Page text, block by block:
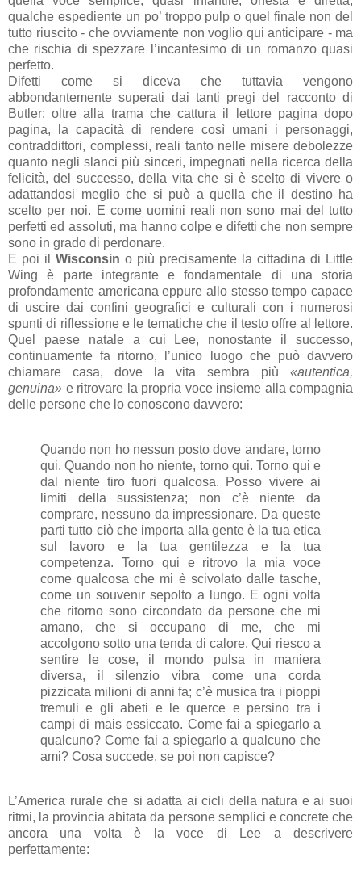
qualche espediente un po’ troppo pulp o quel finale non del
tutto riuscito - che ovviamente non voglio qui anticipare - ma
che rischia di spezzare l’incantesimo di un romanzo quasi
perfetto.
Difetti come si diceva che tuttavia vengono
abbondantemente superati dai tanti pregi del racconto di
Butler: oltre alla trama che cattura il lettore pagina dopo
pagina, la capacità di rendere così umani i personaggi,
contraddittori, complessi, reali tanto nelle misere debolezze
quanto negli slanci più sinceri, impegnati nella ricerca della
felicità, del successo, della vita che si è scelto di vivere o
adattandosi meglio che si può a quella che il destino ha
scelto per noi. E come uomini reali non sono mai del tutto
perfetti ed assoluti, ma hanno colpe e difetti che non sempre
sono in grado di perdonare.
E poi il Wisconsin o più precisamente la cittadina di Little
Wing è parte integrante e fondamentale di una storia
profondamente americana eppure allo stesso tempo capace
di uscire dai confini geografici e culturali con i numerosi
spunti di riflessione e le tematiche che il testo offre al lettore.
Quel paese natale a cui Lee, nonostante il successo,
continuamente fa ritorno, l’unico luogo che può davvero
chiamare casa, dove la vita sembra più «autentica,
genuina» e ritrovare la propria voce insieme alla compagnia
delle persone che lo conoscono davvero:
Quando non ho nessun posto dove andare, torno
qui. Quando non ho niente, torno qui. Torno qui e
dal niente tiro fuori qualcosa. Posso vivere ai
limiti della sussistenza; non c’è niente da
comprare, nessuno da impressionare. Da queste
parti tutto ciò che importa alla gente è la tua etica
sul lavoro e la tua gentilezza e la tua
competenza. Torno qui e ritrovo la mia voce
come qualcosa che mi è scivolato dalle tasche,
come un souvenir sepolto a lungo. E ogni volta
che ritorno sono circondato da persone che mi
amano, che si occupano di me, che mi
accolgono sotto una tenda di calore. Qui riesco a
sentire le cose, il mondo pulsa in maniera
diversa, il silenzio vibra come una corda
pizzicata milioni di anni fa; c’è musica tra i pioppi
tremuli e gli abeti e le querce e persino tra i
campi di mais essiccato. Come fai a spiegarlo a
qualcuno? Come fai a spiegarlo a qualcuno che
ami? Cosa succede, se poi non capisce?
L’America rurale che si adatta ai cicli della natura e ai suoi
ritmi, la provincia abitata da persone semplici e concrete che
ancora una volta è la voce di Lee a descrivere
perfettamente: